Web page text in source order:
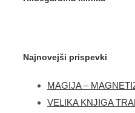
Najnovejši prispevki
MAGIJA –
VELIKA KNJIGA